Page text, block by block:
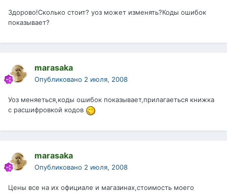
Здорово!Сколько стоит? уоз может изменять?Коды ошибок
показывает?
marasaka
Опубликовано 2 июля, 2008
Уоз меняеться,коды ошибок показывает,прилагаеться книжка
с расшифровкой кодов
marasaka
Опубликовано 2 июля, 2008
Цены все на их официале и магазинах,стоимость моего